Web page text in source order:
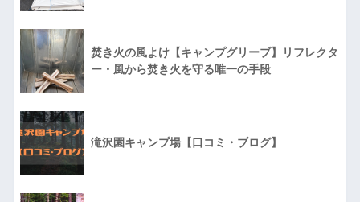
焚き火の風よけ【キャンプグリーブ】リフレクタ
ー・風から焚き火を守る唯一の手段
滝沢園キャンプ場【口コミ・ブログ】